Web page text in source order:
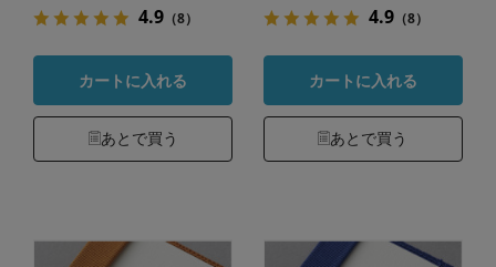
4.9（8）
カートに入れる
あとで買う
4.9（8）
カートに入れる
あとで買う